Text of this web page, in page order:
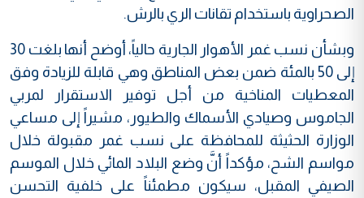
الصحراوية باستخدام تقانات الري بالرش.
وبشأن نسب غمر الأهوار الجارية حالياً، أوضح أنها بلغت 30
إلى 50 بالمئة ضمن بعض المناطق وهي قابلة للزيادة وفق
المعطيات المناخية من أجل توفير الاستقرار لمربي
الجاموس وصيادي الأسماك والطيور، مشيراً إلى مساعي
الوزارة الحثيثة للمحافظة على نسب غمر مقبولة خلال
مواسم الشح، مؤكداً أنَّ وضع البلاد المائي خلال الموسم
الصيفي المقبل، سيكون مطمئناً على خلفية التحسن